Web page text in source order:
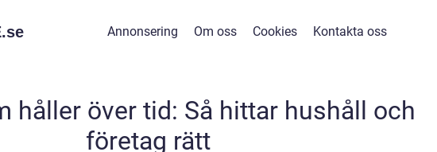
se Annonsering Om oss Cookies Kontakta oss
håller över tid: Så hittar hushåll och
företag rätt